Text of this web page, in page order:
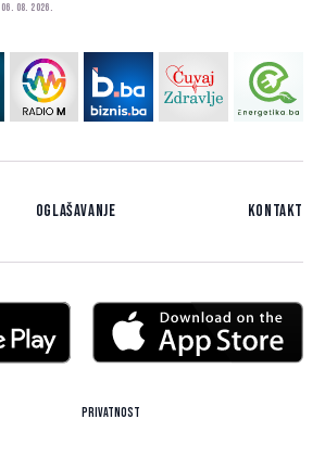
06. 08. 2026.
Oglašavanje Kontakt
Privatnost